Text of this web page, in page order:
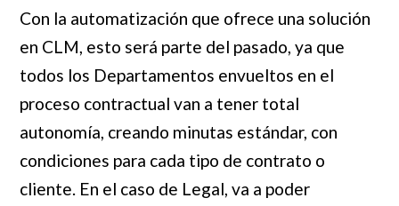
Con la automatización que ofrece una solución
en CLM, esto será parte del pasado, ya que
todos los Departamentos envueltos en el
proceso contractual van a tener total
autonomía, creando minutas estándar, con
condiciones para cada tipo de contrato o
cliente. En el caso de Legal, va a poder